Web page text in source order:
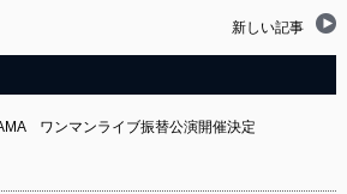
新しい記事
ワンマンライブ振替公演開催決定